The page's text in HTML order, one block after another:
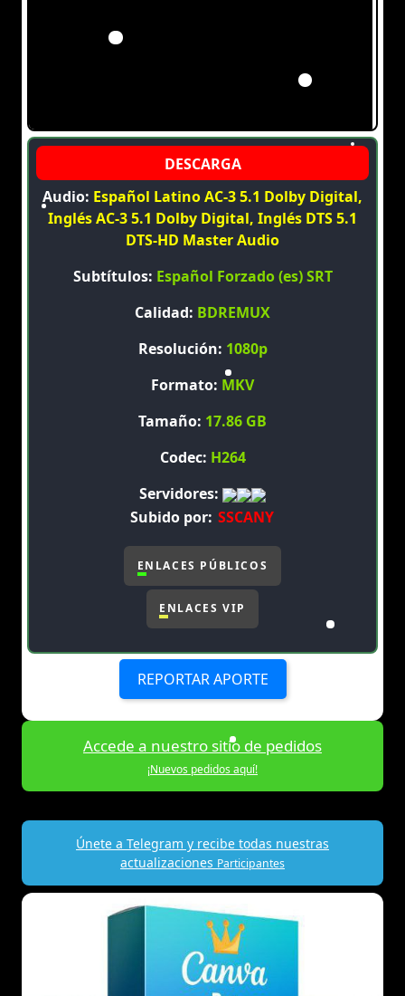
Audio: Español Latino AC-3 5.1 Dolby Digital,
Inglés AC-3 5.1 Dolby Digital, Inglés DTS 5.1
DTS-HD Master Audio
Subtítulos: Español Forzado (es) SRT
Calidad: BDREMUX
Resolución: 1080p
Formato: MKV
Tamaño: 17.86 GB
Codec: H264
Servidores:
Subido por: SSCANY
ENLACES PÚBLICOS
ENLACES VIP
REPORTAR APORTE
Accede a nuestro sitio de pedidos
¡Nuevos pedidos aquí!
Únete a Telegram y recibe todas nuestras
actualizaciones Participantes